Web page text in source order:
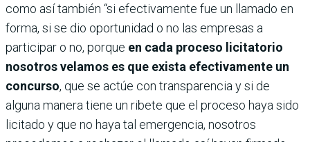
como así también “si efectivamente fue un llamado en
forma, si se dio oportunidad o no las empresas a
participar o no, porque en cada proceso licitatorio
nosotros velamos es que exista efectivamente un
concurso, que se actúe con transparencia y si de
alguna manera tiene un ribete que el proceso haya sido
licitado y que no haya tal emergencia, nosotros